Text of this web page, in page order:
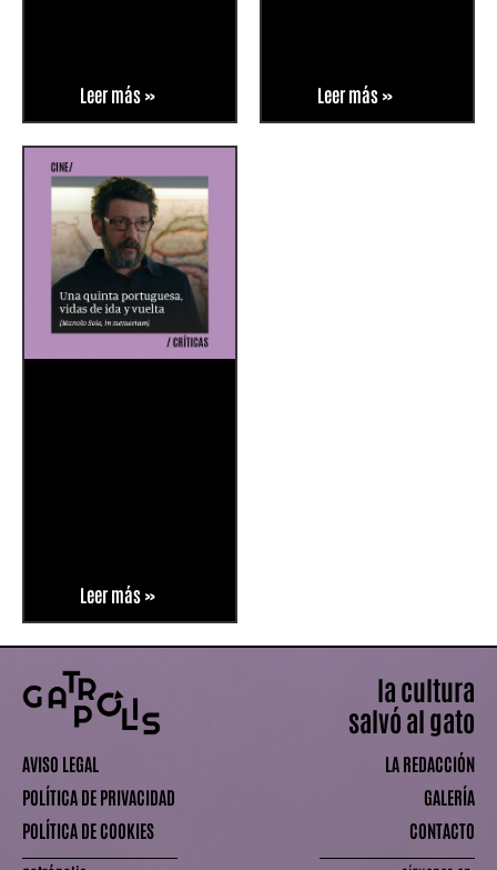
Leer más » Leer más »
Leer más »
AVISO LEGAL
POLÍTICA DE PRIVACIDAD
POLÍTICA DE COOKIES
la cultura
salvó al gato
LA REDACCIÓN
GALERÍA
CONTACTO